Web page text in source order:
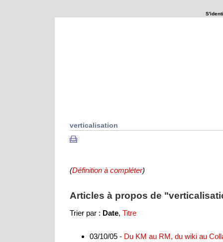
verticalisation
(Définition à compléter)
Articles à propos de
Trier par : Date, Titre
03/10/05 - Du KM au RM, du wiki au